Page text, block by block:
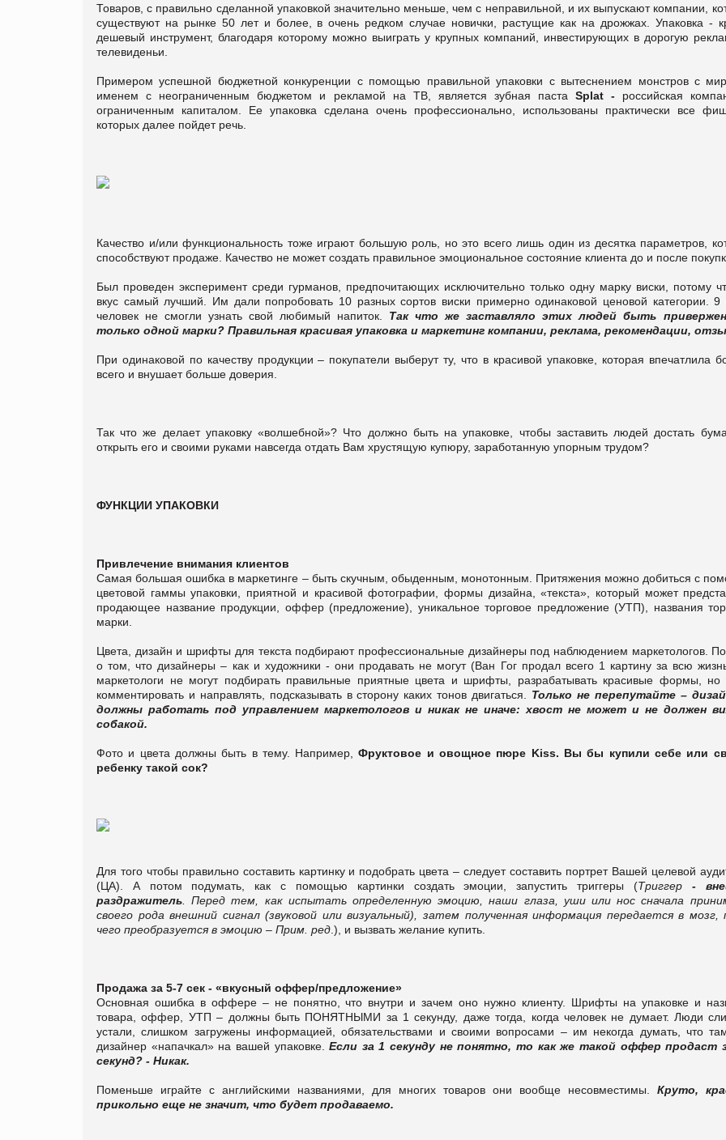
Товаров, с правильно сделанной упаковкой значительно меньше, чем с неправильной, и их выпускают компании,
существуют на рынке 50 лет и более, в очень редком случае новички, растущие как на дрожжах. Упаковка -
дешевый инструмент, благодаря которому можно выиграть у крупных компаний, инвестирующих в дорогую
телевиденьи.
Примером успешной бюджетной конкуренции с помощью правильной упаковки с вытеснением монстров с
именем с неограниченным бюджетом и рекламой на ТВ, является зубная пастаSplat - российская
ограниченным капиталом. Ее упаковка сделана очень профессионально, использованы практически все
которых далее пойдет речь.
Качество и/или функциональность тоже играют большую роль, но это всего лишь один из десятка параметров,
способствуют продаже. Качество не может создать правильное эмоциональное состояние клиента до и после
Был проведен эксперимент среди гурманов, предпочитающих исключительно только одну марку виски, потому
вкус самый лучший. Им дали попробовать 10 разных сортов виски примерно одинаковой ценовой категории. 9
человек не смогли узнать свой любимый напиток. Так что же заставляло этих людей быть
только одной марки? Правильная красивая упаковка и маркетинг компании, реклама, рекомендации,
При одинаковой по качеству продукции – покупатели выберут ту, что в красивой упаковке, которая впечатлила
всего и внушает больше доверия.
Так что же делает упаковку «волшебной»? Что должно быть на упаковке, чтобы заставить людей достать
открыть его и своими руками навсегда отдать Вам хрустящую купюру, заработанную упорным трудом?
ФУНКЦИИ УПАКОВКИ
Привлечение внимания клиентов
Самая большая ошибка в маркетинге – быть скучным, обыденным, монотонным. Притяжения можно добиться с
цветовой гаммы упаковки, приятной и красивой фотографии, формы дизайна, «текста», который может
продающее название продукции, оффер (предложение), уникальное торговое предложение (УТП), названия
марки.
Цвета, дизайн и шрифты для текста подбирают профессиональные дизайнеры под наблюдением маркетологов.
о том, что дизайнеры – как и художники - они продавать не могут (Ван Гог продал всего 1 картину за всю
маркетологи не могут подбирать правильные приятные цвета и шрифты, разрабатывать красивые формы, но
комментировать и направлять, подсказывать в сторону каких тонов двигаться. Только не перепутайте –
должны работать под управлением маркетологов и никак не иначе: хвост не может и не должен
собакой.
Фото и цвета должны быть в тему. Например,Фруктовое и овощное пюре Kiss. Вы бы купили себе или
ребенку такой сок?
Для того чтобы правильно составить картинку и подобрать цвета – следует составить портрет Вашей целевой
(ЦА). А потом подумать, как с помощью картинки создать эмоции, запустить триггеры (Триггер-
раздражитель . Перед тем, как испытать определенную эмоцию, наши глаза, уши или нос сначала
своего рода внешний сигнал (звуковой или визуальный), затем полученная информация передается в мозг,
чего преобразуется в эмоцию – Прим. ред .), и вызвать желание купить.
Продажа за 5-7 сек - «вкусный оффер/предложение»
Основная ошибка в оффере – не понятно, что внутри и зачем оно нужно клиенту. Шрифты на упаковке и
товара, оффер, УТП – должны быть ПОНЯТНЫМИ за 1 секунду, даже тогда, когда человек не думает. Люди
устали, слишком загружены информацией, обязательствами и своими вопросами – им некогда думать, что
дизайнер «напачкал» на вашей упаковке.Если за 1 секунду не понятно, то как же такой оффер продаст
секунд? - Никак.
Поменьше играйте с английскими названиями, для многих товаров они вообще несовместимы. Круто,
прикольно еще не значит, что будет продаваемо.